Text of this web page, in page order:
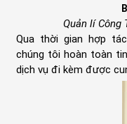
Quản lí Công
Qua thời gian hợp
chúng tôi hoàn toàn
dịch vụ đi kèm được